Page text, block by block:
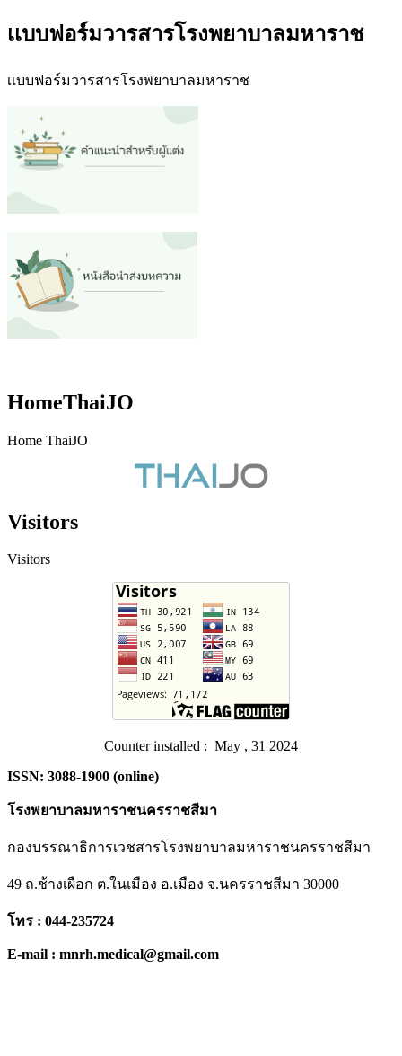
เเบบฟอร์มวารสารโรงพยาบาลมหาราช
เเบบฟอร์มวารสารโรงพยาบาลมหาราช
HomeThaiJO
Home ThaiJO
Visitors
Visitors
Counter installed : May , 31 2024
ISSN: 3088-1900 (online)
โรงพยาบาลมหาราชนครราชสีมา
กองบรรณาธิการเวชสารโรงพยาบาลมหาราชนครราชสีมา
49 ถ.ช้างเผือก ต.ในเมือง อ.เมือง จ.นครราชสีมา 30000
โทร : 044-235724
E-mail : mnrh.medical@gmail.com